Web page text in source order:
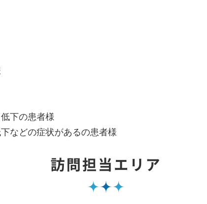
下の患者様
などの症状があるの患者様
訪問担当エリア